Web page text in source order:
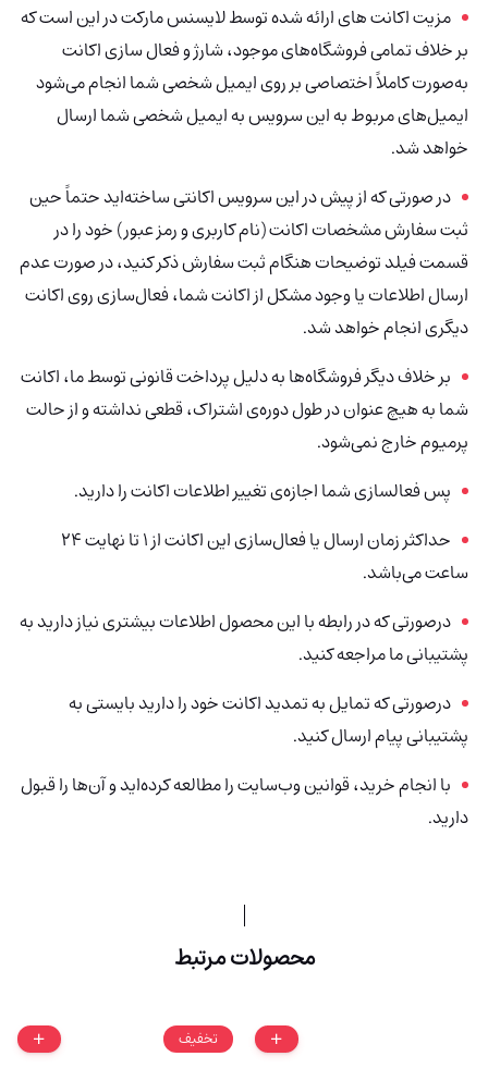
مزیت اکانت های ارائه شده توسط لایسنس مارکت در این است که
بر خلاف تمامی فروشگاه‌های موجود، شارژ و فعال سازی اکانت
به‌صورت کاملاً اختصاصی بر روی ایمیل شخصی شما انجام می‌شود
ایمیل‌های مربوط به این سرویس به ایمیل شخصی شما ارسال
خواهد شد.
در صورتی که از پیش در این سرویس اکانتی ساخته‌اید حتماً حین
ثبت سفارش مشخصات اکانت (نام کاربری و رمز عبور) خود را در
قسمت فیلد توضیحات هنگام ثبت سفارش ذکر کنید، در صورت عدم
ارسال اطلاعات یا وجود مشکل از اکانت شما، فعال‌سازی روی اکانت
دیگری انجام خواهد شد.
بر خلاف دیگر فروشگاه‌ها به دلیل پرداخت قانونی توسط ما، اکانت
شما به هیچ عنوان در طول دوره‌ی اشتراک، قطعی نداشته و از حالت
پرمیوم خارج نمی‌شود.
پس فعالسازی شما اجازه‌ی تغییر اطلاعات اکانت را دارید.
حداکثر زمان ارسال یا فعال‌سازی این اکانت از 1 تا نهایت 24
ساعت می‌باشد.
درصورتی‌ که در رابطه با این محصول اطلاعات بیشتری نیاز دارید به
پشتیبانی ما مراجعه کنید.
درصورتی که تمایل به تمدید اکانت خود را دارید بایستی به
پشتیبانی پیام ارسال کنید.
با انجام خرید، قوانین وب‌سایت را مطالعه کرده‌اید و آن‌ها را قبول
دارید.
محصولات مرتبط
تخفیف